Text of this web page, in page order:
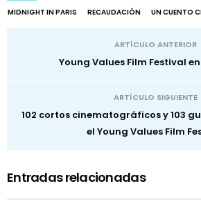
MIDNIGHT IN PARIS
RECAUDACIÓN UN CUENTO
ARTÍCULO ANTERIOR
Young Values Film Festival
ARTÍCULO SIGUIENTE
102 cortos cinematográficos y 103
el Young Values Film
Entradas relacionadas